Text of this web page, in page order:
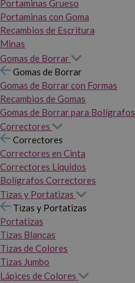
Portaminas Grueso
Portaminas con Goma
Recambios de Escritura
Minas
Gomas de Borrar
Gomas de Borrar
Gomas de Borrar con Formas
Recambios de Gomas
Gomas de Borrar para Bolígrafos
Correctores
Correctores
Correctores en Cinta
Correctores Líquidos
Bolígrafos Correctores
Tizas y Portatizas
Tizas y Portatizas
Portatizas
Tizas Blancas
Tizas de Colores
Tizas Jumbo
Lápices de Colores